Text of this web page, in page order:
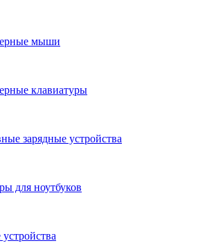
мыши
клавиатуры
зарядные устройства
для ноутбуков